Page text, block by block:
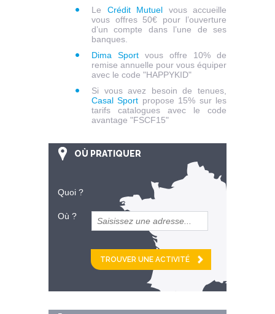
Le Crédit Mutuel vous accueille
vous offres 50€ pour l’ouverture
d’un compte dans l’une de ses
banques.
Dima Sport vous offre 10% de
remise annuelle pour vous équiper
avec le code "HAPPYKID"
Si vous avez besoin de tenues,
Casal Sport propose 15% sur les
tarifs catalogues avec le code
avantage "FSCF15"
OÙ PRATIQUER
Quoi ?
Où ?
et
km alentour